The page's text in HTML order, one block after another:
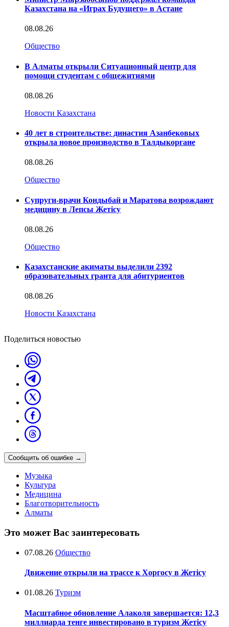
Казахстана на «Играх Будущего» в Астане
08.08.26
Общество
В Алматы открыли Ситуационный центр для
помощи студентам с общежитиями
08.08.26
Новости Казахстана
40 лет в строительстве: династия Азанбековых
открыла новое производство в Талдыкоргане
08.08.26
Общество
Супруги-врачи Кондыбай и Маратова возрождают
медицину в Лепсы Жетісу
08.08.26
Общество
Казахстанские акиматы выделили 2392
образовательных гранта для абитуриентов
08.08.26
Новости Казахстана
Поделиться новостью
Сообщить об ошибке →
Музыка
Культура
Медицина
Благотворительность
Алматы
Это может Вас заинтересовать
07.08.26 Общество
Движение открыли на трассе к Хоргосу в Жетісу
01.08.26 Туризм
Масштабное обновление Алаколя завершается: 12,3
миллиарда тенге инвестировано в туризм Жетісу